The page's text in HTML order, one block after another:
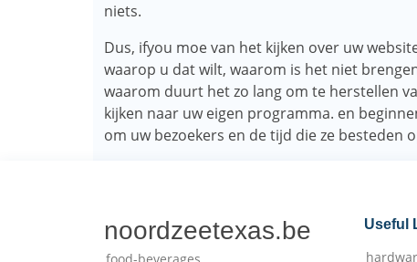
niets.
Dus, ifyou moe van het kijken over uw
waarop u dat wilt, waarom is het niet
waarom duurt het zo lang om te herstellen
kijken naar uw eigen programma. en
om uw bezoekers en de tijd die ze besteden
noordzeetexas.be Useful